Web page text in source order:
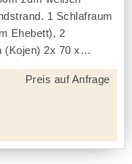
1 Schlafraum
Ehebett), 2
(Kojen) 2x 70 x
Preis auf Anfrage